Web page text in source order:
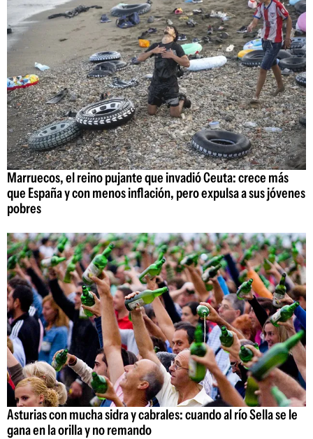
Marruecos, el reino pujante que invadió Ceuta: crece más
que España y con menos inflación, pero expulsa a sus jóvenes
pobres
Asturias con mucha sidra y cabrales: cuando al río Sella se le
gana en la orilla y no remando